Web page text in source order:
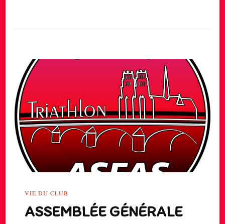
VIE DU CLUB
ASSEMBLÉE GÉNÉRALE